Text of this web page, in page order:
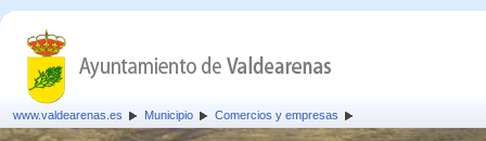
www.valdearenas.es Municipio Comercios y empresas